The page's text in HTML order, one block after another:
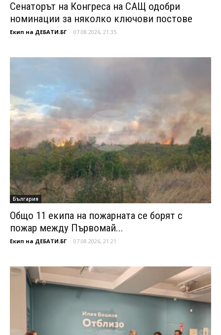
Сенаторът на Конгреса на САЩ одобри
номинации за няколко ключови постове
Екип на ДЕБАТИ.БГ - 07.08.2026, 21:35
България
Общо 11 екипа на пожарната се борят с
пожар между Първомай...
Екип на ДЕБАТИ.БГ - 07.08.2026, 21:21